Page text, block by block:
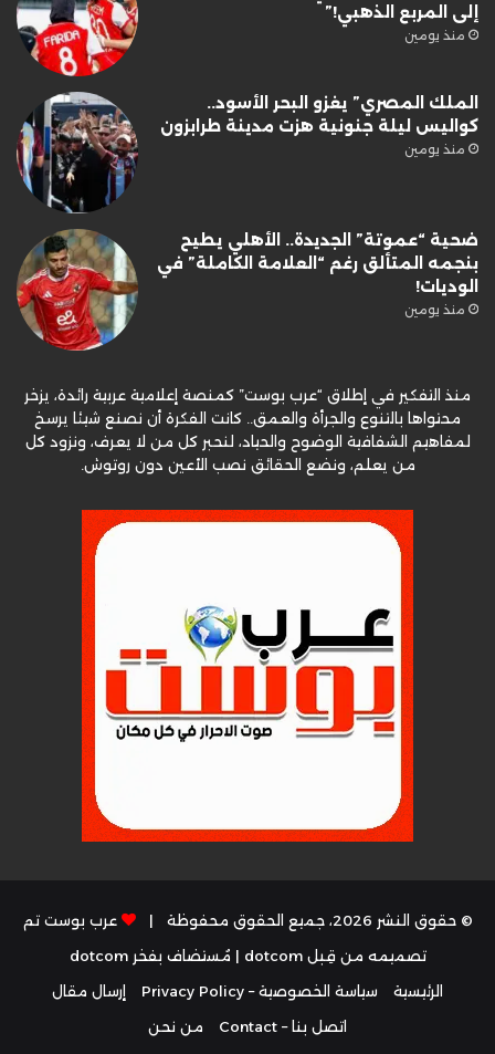
إلى المربع الذهبي!”
منذ يومين
الملك المصري” يغزو البحر الأسود..
كواليس ليلة جنونية هزت مدينة طرابزون
منذ يومين
ضحية “عموتة” الجديدة.. الأهلي يطيح
بنجمه المتألق رغم “العلامة الكاملة” في
الوديات!
منذ يومين
منذ التفكير في إطلاق “عرب بوست” كمنصة إعلامية عربية رائدة، يزخر
محتواها بالتنوع والجرأة والعمق.. كانت الفكرة أن نصنع شيئا يرسخ
لمفاهيم الشفافية الوضوح والحياد، لنحبر كل من لا يعرف، ونزود كل
من يعلم، ونضع الحقائق نصب الأعين دون روتوش.
© حقوق النشر 2026، جميع الحقوق محفوظة |
عرب بوست تم
تصميمه من قِبل dotcom
| مُستضاف بفخرdotcom
الرئيسية
سياسة الخصوصية – Privacy Policy
إرسال مقال
اتصل بنا – Contact
من نحن